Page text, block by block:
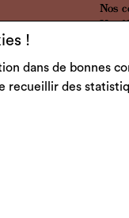
Nos
Nos
!
dans de bonnes
recueillir des